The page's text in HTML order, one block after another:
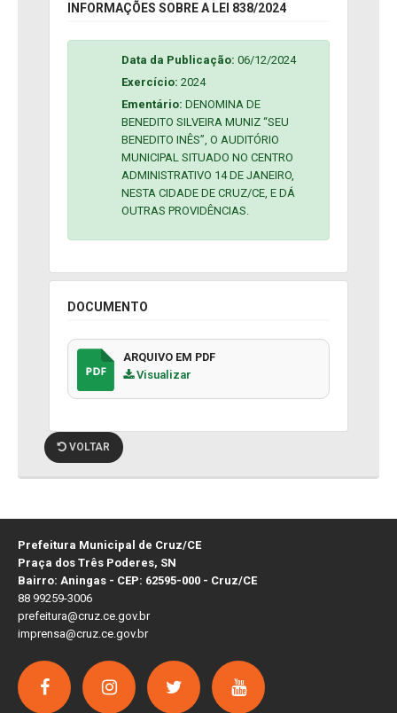
INFORMAÇÕES SOBRE A LEI 838/2024
Data da Publicação: 06/12/2024
Exercício: 2024
Ementário: DENOMINA DE
BENEDITO SILVEIRA MUNIZ “SEU
BENEDITO INÊS”, O AUDITÓRIO
MUNICIPAL SITUADO NO CENTRO
ADMINISTRATIVO 14 DE JANEIRO,
NESTA CIDADE DE CRUZ/CE, E DÁ
OUTRAS PROVIDÊNCIAS.
DOCUMENTO
ARQUIVO EM PDF
Visualizar
VOLTAR
Prefeitura Municipal de Cruz/CE
Praça dos Três Poderes, SN
Bairro: Aningas - CEP: 62595-000 - Cruz/CE
88 99259-3006
prefeitura@cruz.ce.gov.br
imprensa@cruz.ce.gov.br